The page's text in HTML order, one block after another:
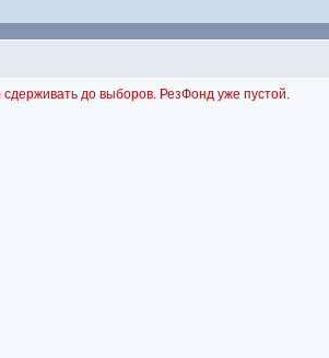
до выборов. РезФонд уже пустой.